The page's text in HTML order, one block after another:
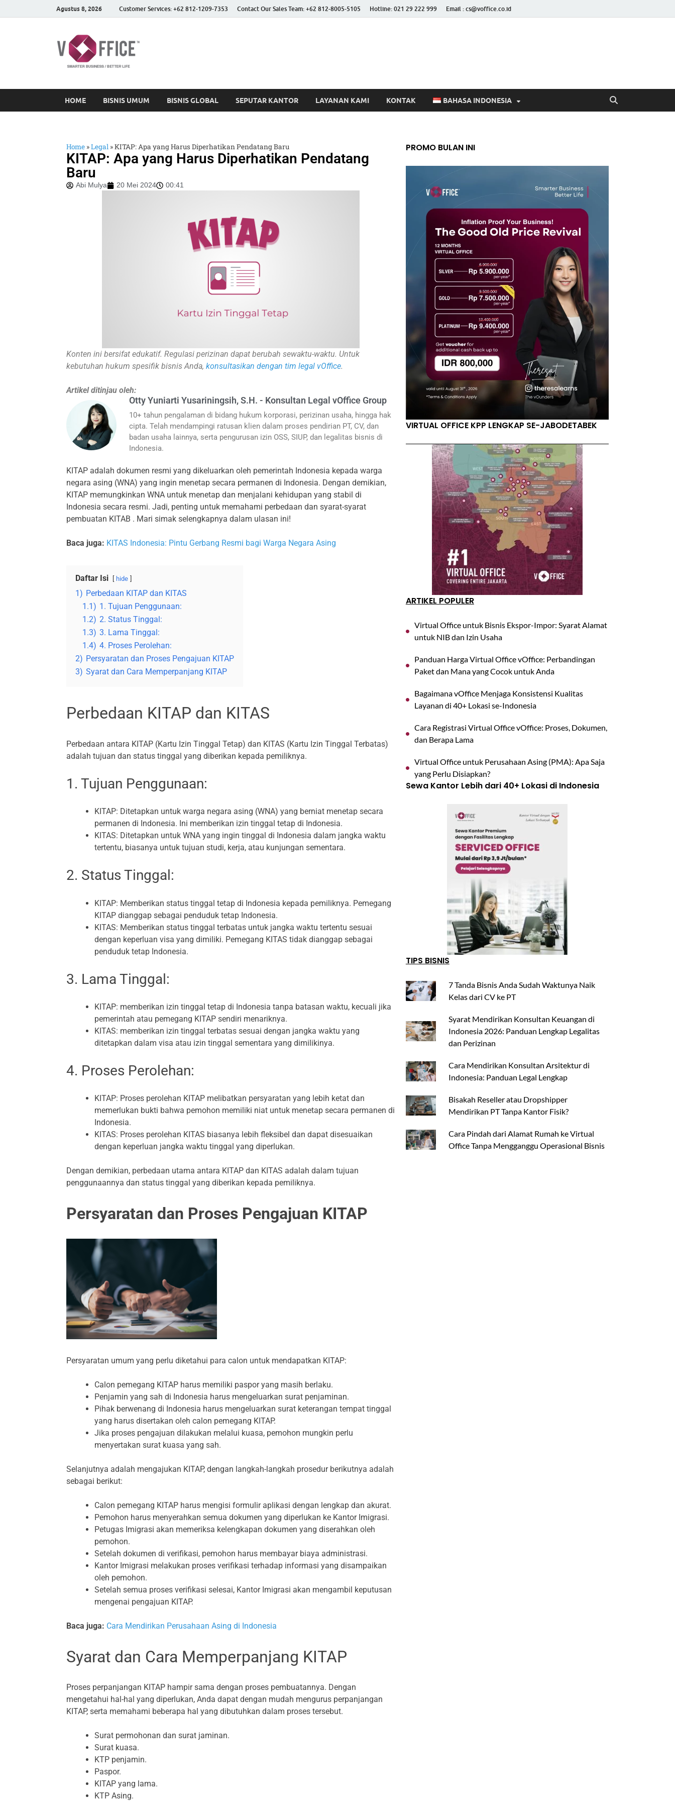
Agustus 8, 2026 Customer Services: +62 812-1209-7353 Contact Our Sales Team: +62 812-8005-5105 Hotline: 021 29 222 999 Email : cs@voffice.co.id
HOME BISNIS UMUM BISNIS GLOBAL SEPUTAR KANTOR LAYANAN KAMI KONTAK BAHASA INDONESIA
Home »Legal »KITAP: Apa yang Harus Diperhatikan Pendatang Baru
KITAP: Apa yang Harus Diperhatikan Pendatang
Baru
Abi Mulya 20 Mei 2024 00:41
Konten ini bersifat edukatif. Regulasi perizinan dapat berubah sewaktu-waktu. Untuk
kebutuhan hukum spesifik bisnis Anda, konsultasikan dengan tim legal vOffice.
Artikel ditinjau oleh:
Otty Yuniarti Yusariningsih, S.H. - Konsultan Legal vOffice Group
10+ tahun pengalaman di bidang hukum korporasi, perizinan usaha, hingga hak
cipta. Telah mendampingi ratusan klien dalam proses pendirian PT, CV, dan
badan usaha lainnya, serta pengurusan izin OSS, SIUP, dan legalitas bisnis di
Indonesia.
KITAP adalah dokumen resmi yang dikeluarkan oleh pemerintah Indonesia kepada warga
negara asing (WNA) yang ingin menetap secara permanen di Indonesia. Dengan demikian,
KITAP memungkinkan WNA untuk menetap dan menjalani kehidupan yang stabil di
Indonesia secara resmi. Jadi, penting untuk memahami perbedaan dan syarat-syarat
pembuatan KITAB . Mari simak selengkapnya dalam ulasan ini!
Baca juga: KITAS Indonesia: Pintu Gerbang Resmi bagi Warga Negara Asing
Daftar Isi hide
1) Perbedaan KITAP dan KITAS
1.1) 1. Tujuan Penggunaan:
1.2) 2. Status Tinggal:
1.3) 3. Lama Tinggal:
1.4) 4. Proses Perolehan:
2) Persyaratan dan Proses Pengajuan KITAP
3) Syarat dan Cara Memperpanjang KITAP
Perbedaan KITAP dan KITAS
Perbedaan antara KITAP (Kartu Izin Tinggal Tetap) dan KITAS (Kartu Izin Tinggal Terbatas)
adalah tujuan dan status tinggal yang diberikan kepada pemiliknya.
1. Tujuan Penggunaan:
KITAP: Ditetapkan untuk warga negara asing (WNA) yang berniat menetap secara
permanen di Indonesia. Ini memberikan izin tinggal tetap di Indonesia.
KITAS: Ditetapkan untuk WNA yang ingin tinggal di Indonesia dalam jangka waktu
tertentu, biasanya untuk tujuan studi, kerja, atau kunjungan sementara.
2. Status Tinggal:
KITAP: Memberikan status tinggal tetap di Indonesia kepada pemiliknya. Pemegang
KITAP dianggap sebagai penduduk tetap Indonesia.
KITAS: Memberikan status tinggal terbatas untuk jangka waktu tertentu sesuai
dengan keperluan visa yang dimiliki. Pemegang KITAS tidak dianggap sebagai
penduduk tetap Indonesia.
3. Lama Tinggal:
KITAP: memberikan izin tinggal tetap di Indonesia tanpa batasan waktu, kecuali jika
pemerintah atau pemegang KITAP sendiri menariknya.
KITAS: memberikan izin tinggal terbatas sesuai dengan jangka waktu yang
ditetapkan dalam visa atau izin tinggal sementara yang dimilikinya.
4. Proses Perolehan:
KITAP: Proses perolehan KITAP melibatkan persyaratan yang lebih ketat dan
memerlukan bukti bahwa pemohon memiliki niat untuk menetap secara permanen di
Indonesia.
KITAS: Proses perolehan KITAS biasanya lebih fleksibel dan dapat disesuaikan
dengan keperluan jangka waktu tinggal yang diperlukan.
Dengan demikian, perbedaan utama antara KITAP dan KITAS adalah dalam tujuan
penggunaannya dan status tinggal yang diberikan kepada pemiliknya.
Persyaratan dan Proses Pengajuan KITAP
Persyaratan umum yang perlu diketahui para calon untuk mendapatkan KITAP:
Calon pemegang KITAP harus memiliki paspor yang masih berlaku.
Penjamin yang sah di Indonesia harus mengeluarkan surat penjaminan.
Pihak berwenang di Indonesia harus mengeluarkan surat keterangan tempat tinggal
yang harus disertakan oleh calon pemegang KITAP.
Jika proses pengajuan dilakukan melalui kuasa, pemohon mungkin perlu
menyertakan surat kuasa yang sah.
Selanjutnya adalah mengajukan KITAP, dengan langkah-langkah prosedur berikutnya adalah
sebagai berikut:
Calon pemegang KITAP harus mengisi formulir aplikasi dengan lengkap dan akurat.
Pemohon harus menyerahkan semua dokumen yang diperlukan ke Kantor Imigrasi.
Petugas Imigrasi akan memeriksa kelengkapan dokumen yang diserahkan oleh
pemohon.
Setelah dokumen di verifikasi, pemohon harus membayar biaya administrasi.
Kantor Imigrasi melakukan proses verifikasi terhadap informasi yang disampaikan
oleh pemohon.
Setelah semua proses verifikasi selesai, Kantor Imigrasi akan mengambil keputusan
mengenai pengajuan KITAP.
Baca juga: Cara Mendirikan Perusahaan Asing di Indonesia
Syarat dan Cara Memperpanjang KITAP
Proses perpanjangan KITAP hampir sama dengan proses pembuatannya. Dengan
mengetahui hal-hal yang diperlukan, Anda dapat dengan mudah mengurus perpanjangan
KITAP, serta memahami beberapa hal yang dibutuhkan dalam proses tersebut.
Surat permohonan dan surat jaminan.
Surat kuasa.
KTP penjamin.
Paspor.
KITAP yang lama.
KTP Asing.
PROMO BULAN INI
VIRTUAL OFFICE KPP LENGKAP SE-JABODETABEK
ARTIKEL POPULER
Virtual Office untuk Bisnis Ekspor-Impor: Syarat Alamat
untuk NIB dan Izin Usaha
Panduan Harga Virtual Office vOffice: Perbandingan
Paket dan Mana yang Cocok untuk Anda
Bagaimana vOffice Menjaga Konsistensi Kualitas
Layanan di 40+ Lokasi se-Indonesia
Cara Registrasi Virtual Office vOffice: Proses, Dokumen,
dan Berapa Lama
Virtual Office untuk Perusahaan Asing (PMA): Apa Saja
yang Perlu Disiapkan?
Sewa Kantor Lebih dari 40+ Lokasi di Indonesia
TIPS BISNIS
7 Tanda Bisnis Anda Sudah Waktunya Naik
Kelas dari CV ke PT
Syarat Mendirikan Konsultan Keuangan di
Indonesia 2026: Panduan Lengkap Legalitas
dan Perizinan
Cara Mendirikan Konsultan Arsitektur di
Indonesia: Panduan Legal Lengkap
Bisakah Reseller atau Dropshipper
Mendirikan PT Tanpa Kantor Fisik?
Cara Pindah dari Alamat Rumah ke Virtual
Office Tanpa Mengganggu Operasional Bisnis